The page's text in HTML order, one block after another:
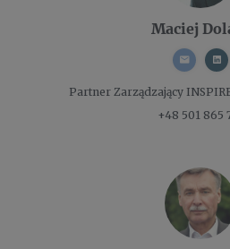
Maciej
Partner Zarządzający
+48 501 865